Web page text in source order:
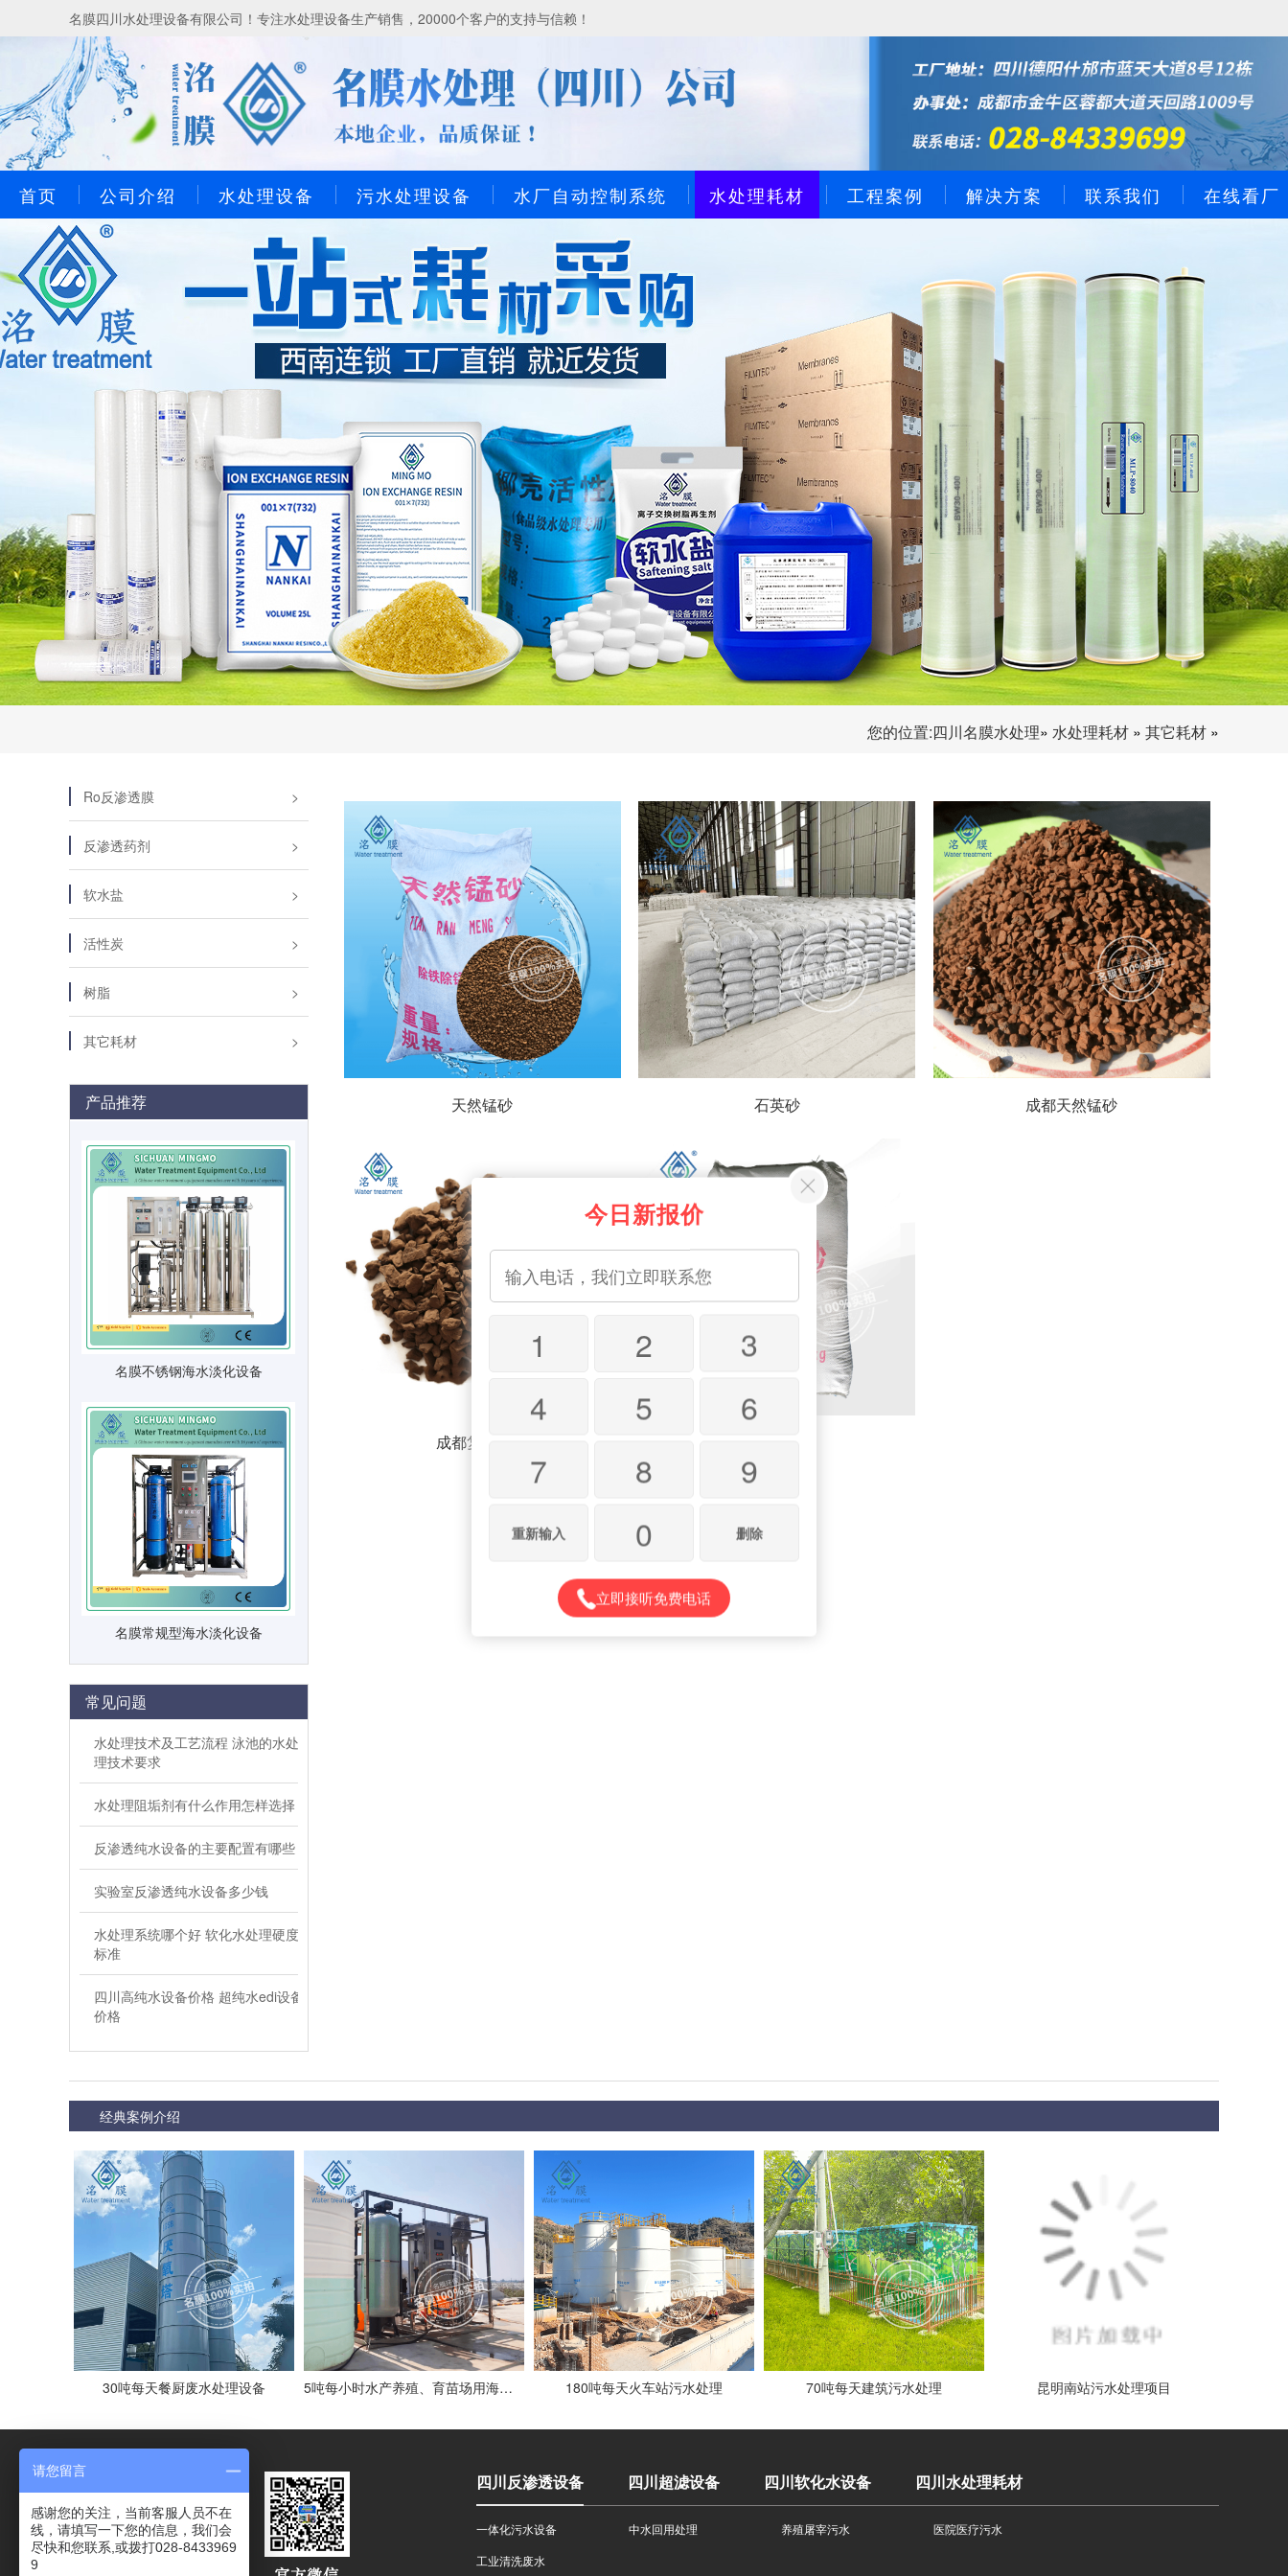
名膜四川水处理设备有限公司！专注水处理设备生产销售，20000个客户的支持与信赖！
首页 公司介绍 水处理设备 污水处理设备 水厂自动控制系统 水处理耗材 工程案例 解决方案 联系我们 在线看厂
您的位置:四川名膜水处理» 水处理耗材 » 其它耗材 »
Ro反渗透膜
反渗透药剂
软水盐
活性炭
树脂
其它耗材
产品推荐
名膜不锈钢海水淡化设备
名膜常规型海水淡化设备
常见问题
水处理技术及工艺流程 泳池的水处
理技术要求
水处理阻垢剂有什么作用怎样选择
反渗透纯水设备的主要配置有哪些
实验室反渗透纯水设备多少钱
水处理系统哪个好 软化水处理硬度
标准
四川高纯水设备价格 超纯水edi设备
价格
天然锰砂 石英砂 成都天然锰砂
成都复合锰砂
经典案例介绍
30吨每天餐厨废水处理设备 5吨每小时水产养殖、育苗场用海水浓缩设备客户现场 180吨每天火车站污水处理 70吨每天建筑污水处理 昆明南站污水处理项目
四川反渗透设备 四川超滤设备 四川软化水设备 四川水处理耗材
一体化污水设备 中水回用处理 养殖屠宰污水
医院医疗污水
工业清洗废水
今日新报价
1 2
3
4
5
6
7
8 9
重新输入 0 删除
立即接听免费电话
请您留言
感谢您的关注，当前客服人员不在
线，请填写一下您的信息，我们会
尽快和您联系,或拨打028-8433969
9